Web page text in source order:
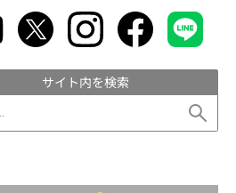
サイト内を検索